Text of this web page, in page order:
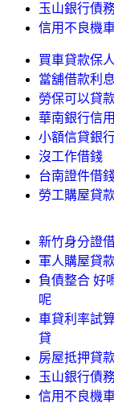
玉山銀行債
信用不良機
買車貸款保人
當舖借款利息
勞保可以貸
華南銀行信
小額信貸銀
沒工作借錢
台南證件借
勞工購屋貸
新竹身分證
軍人購屋貸
負債整合 好
呢
車貸利率試
貸
房屋抵押貸
玉山銀行債
信用不良機